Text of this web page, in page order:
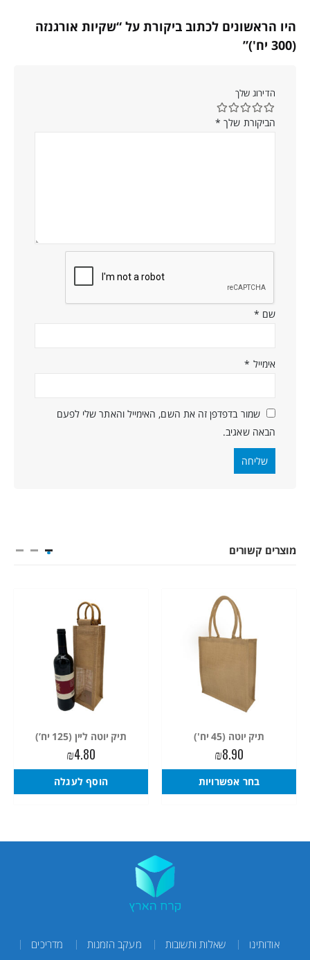
היו הראשונים לכתוב ביקורת על “שקיות אורגנזה
(300 יח')”
הדירוג שלך
הביקורת שלך *
שם *
אימייל *
שמור בדפדפן זה את השם, האימייל והאתר שלי לפעם
הבאה שאגיב.
מוצרים קשורים
תיק יוטה (45 יח')
₪8.90
בחר אפשרויות
תיק יוטה ליין (125 יח’)
₪4.80
הוסף לעגלה
אודותינו שאלות ותשובות מעקב הזמנות
מדריכים